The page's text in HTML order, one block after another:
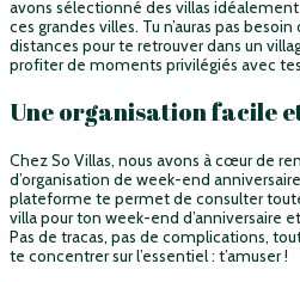
avons sélectionné des villas
ces grandes villes. Tu n’auras pas
distances pour te retrouver dans un
profiter de moments privilégiés avec
Une organisation facile
Chez So Villas, nous avons à cœur de
d’organisation de week-end
plateforme te permet de consulter
villa pour ton week-end d’anniversaire
Pas de tracas, pas de complications,
te concentrer sur l’essentiel : t’amuser !